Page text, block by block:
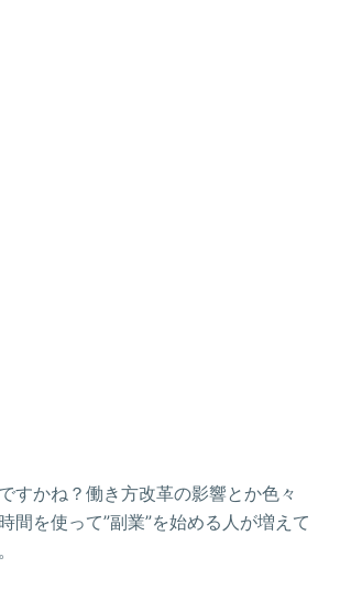
すかね？働き方改革の影響とか色々
間を使って”副業”を始める人が増えて